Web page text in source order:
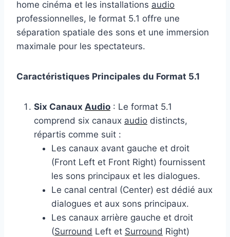
home cinéma et les installations audio
professionnelles, le format 5.1 offre une
séparation spatiale des sons et une immersion
maximale pour les spectateurs.
Caractéristiques Principales du Format 5.1
Six Canaux Audio : Le format 5.1
comprend six canaux audio distincts,
répartis comme suit :
Les canaux avant gauche et droit
(Front Left et Front Right) fournissent
les sons principaux et les dialogues.
Le canal central (Center) est dédié aux
dialogues et aux sons principaux.
Les canaux arrière gauche et droit
(Surround Left et Surround Right)